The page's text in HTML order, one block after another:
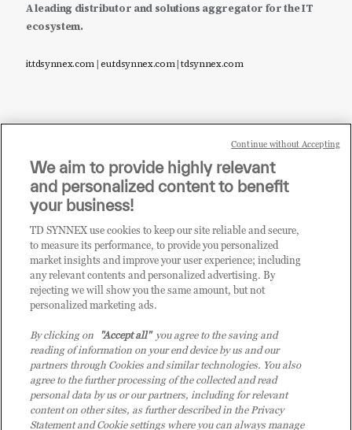
A leading distributor and solutions aggregator for the IT
ecosystem.
it.tdsynnex.com|eu.tdsynnex.com|tdsynnex.com
Sei un rivenditore di tecnologia e desideri acquistare
i prodotti o le soluzioni trattate sul blog?
CLICCA QUI E DIVENTA
CLIENTE TD SYNNEX
We aim to provide highly relevant
and personalized content to benefit
your business!
TD SYNNEX use cookies to keep our site reliable and secure,
to measure its performance, to provide you personalized
market insights and improve your user experience; including
any relevant contents and personalized advertising. By
rejecting we will show you the same amount, but not
personalized marketing ads.
By clicking on "Accept all"you agree to the saving and
reading of information on your end device by us and our
partners through Cookies and similar technologies. You also
agree to the further processing of the collected and read
personal data by us or our partners, including for relevant
content on other sites, as further described in the Privacy
Statement and Cookie settings where you can always manage
Continue without Accepting